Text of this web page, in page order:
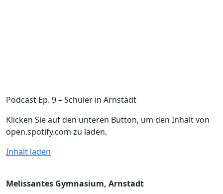
Podcast Ep. 9 – Schüler in Arnstadt
Klicken Sie auf den unteren Button, um den Inhalt von
open.spotify.com zu laden.
Inhalt laden
Melissantes Gymnasium, Arnstadt